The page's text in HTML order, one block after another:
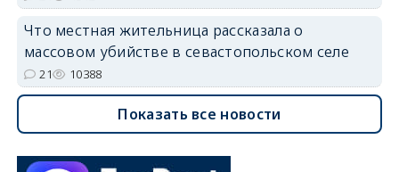
Что местная жительница рассказала о
массовом убийстве в севастопольском селе
21 10388
Показать все новости